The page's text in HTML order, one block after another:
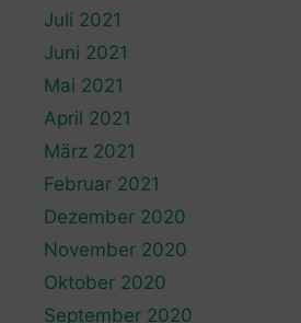
Juli 2021
Juni 2021
Mai 2021
April 2021
März 2021
Februar 2021
Dezember 2020
November 2020
Oktober 2020
September 2020